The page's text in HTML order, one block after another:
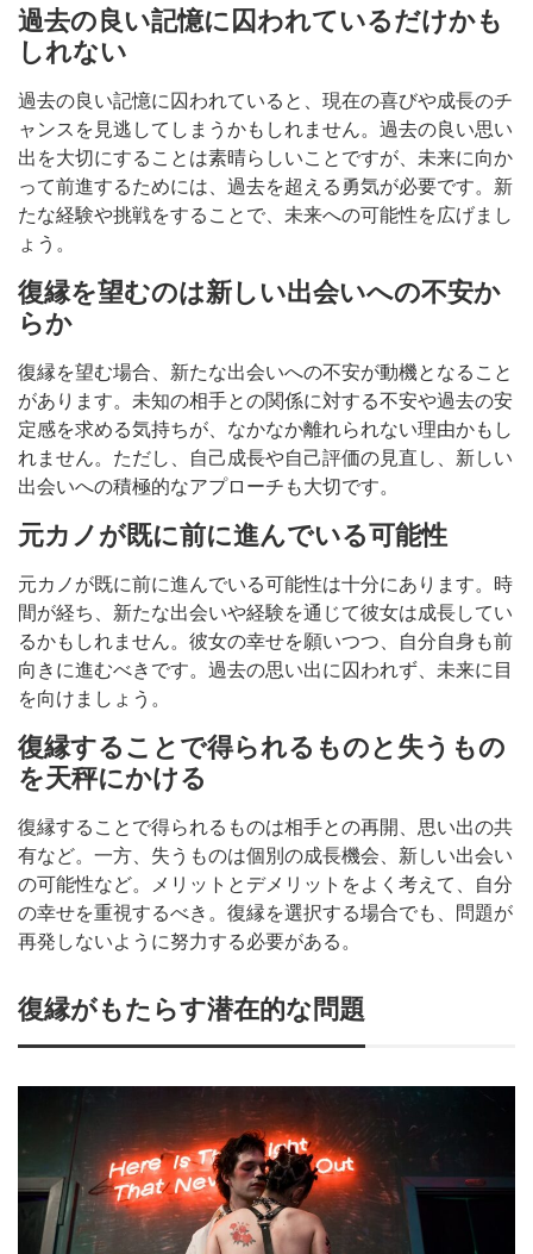
過去の良い記憶に囚われているだけかも
しれない
過去の良い記憶に囚われていると、現在の喜びや成長のチ
ャンスを見逃してしまうかもしれません。過去の良い思い
出を大切にすることは素晴らしいことですが、未来に向か
って前進するためには、過去を超える勇気が必要です。新
たな経験や挑戦をすることで、未来への可能性を広げまし
ょう。
復縁を望むのは新しい出会いへの不安か
らか
復縁を望む場合、新たな出会いへの不安が動機となること
があります。未知の相手との関係に対する不安や過去の安
定感を求める気持ちが、なかなか離れられない理由かもし
れません。ただし、自己成長や自己評価の見直し、新しい
出会いへの積極的なアプローチも大切です。
元カノが既に前に進んでいる可能性
元カノが既に前に進んでいる可能性は十分にあります。時
間が経ち、新たな出会いや経験を通じて彼女は成長してい
るかもしれません。彼女の幸せを願いつつ、自分自身も前
向きに進むべきです。過去の思い出に囚われず、未来に目
を向けましょう。
復縁することで得られるものと失うもの
を天秤にかける
復縁することで得られるものは相手との再開、思い出の共
有など。一方、失うものは個別の成長機会、新しい出会い
の可能性など。メリットとデメリットをよく考えて、自分
の幸せを重視するべき。復縁を選択する場合でも、問題が
再発しないように努力する必要がある。
復縁がもたらす潜在的な問題